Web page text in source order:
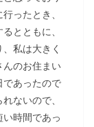
ったとき、
とともに、
私は大きく
んのお住まい
であったので
ないので、
時間であっ